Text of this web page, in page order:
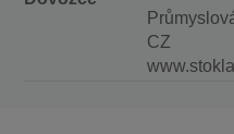
CZ